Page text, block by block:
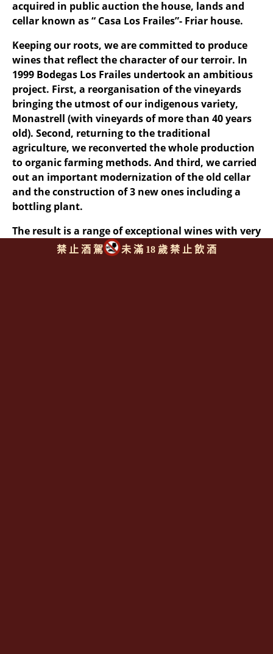
acquired in public auction the house, lands and
cellar known as “ Casa Los Frailes”- Friar house.
Keeping our roots, we are committed to produce
wines that reflect the character of our terroir. In
1999 Bodegas Los Frailes undertook an ambitious
project. First, a reorganisation of the vineyards
bringing the utmost of our indigenous variety,
Monastrell (with vineyards of more than 40 years
old). Second, returning to the traditional
agriculture, we reconverted the whole production
to organic farming methods. And third, we carried
out an important modernization of the old cellar
and the construction of 3 new ones including a
bottling plant.
The result is a range of exceptional wines with very
unique personalities and great quality.
禁 止 酒 駕 未 滿 18 歲 禁 止 飲 酒